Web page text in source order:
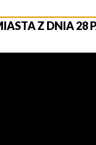
Z DNIA 28